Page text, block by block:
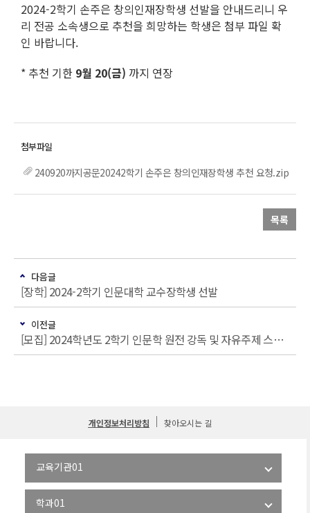
2024-2학기 손주은 창의인재장학생 선발을 안내드리니 우
리 전공 소속생으로 추천을 희망하는 학생은 첨부 파일 확
인 바랍니다.
* 추천 기한 9월 20(금) 까지 연장
240920까지공문20242학기 손주은 창의인재장학생 추천 요청.zip
목록
다음글
[장학] 2024-2학기 인문대학 교수장학생 선발
이전글
[모집] 2024학년도 2학기 인문학 원전 강독 및 자유주제 스터디 지원 프로그램 모집 안내
개인정보처리방침 찾아오시는 길